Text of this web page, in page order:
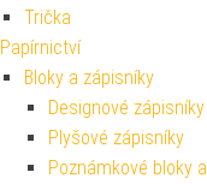
Trička
Papírnictví
Bloky a zápisníky
Designové zápisníky
Plyšové zápisníky
Poznámkové bloky a